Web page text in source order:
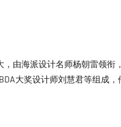
，由海派设计名师杨朝雷领
大奖设计师刘慧君等组成